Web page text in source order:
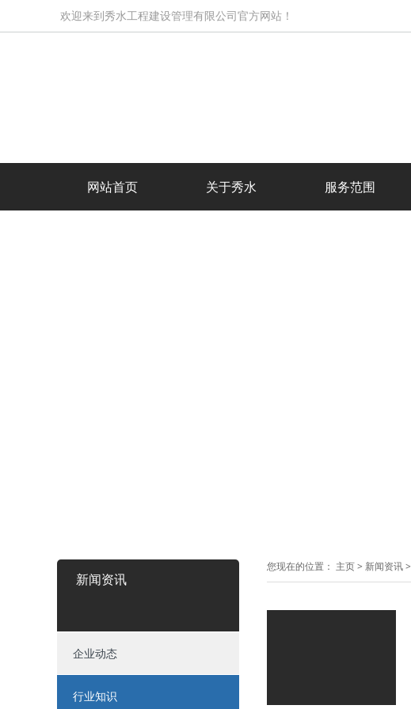
欢迎来到秀水工程建设管理有限公司官方网站！
网站首页 关于秀水 服务范围
新闻资讯
企业动态
行业知识
您现在的位置： 主页> 新闻资讯>